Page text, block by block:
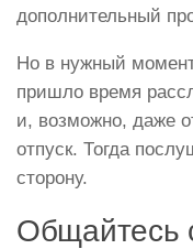
дополнительный
Но в нужный
пришло время
и, возможно, даже
отпуск. Тогда
сторону.
Общайтесь